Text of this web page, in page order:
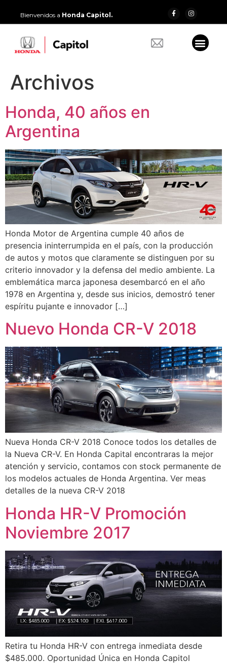
Bienvenidos a Honda Capitol.
Archivos
Honda, 40 años en
Argentina
Honda Motor de Argentina cumple 40 años de
presencia ininterrumpida en el país, con la producción
de autos y motos que claramente se distinguen por su
criterio innovador y la defensa del medio ambiente. La
emblemática marca japonesa desembarcó en el año
1978 en Argentina y, desde sus inicios, demostró tener
espíritu pujante e innovador […]
Nuevo Honda CR-V 2018
Nueva Honda CR-V 2018 Conoce todos los detalles de
la Nueva CR-V. En Honda Capital encontraras la mejor
atención y servicio, contamos con stock permanente de
los modelos actuales de Honda Argentina. Ver meas
detalles de la nueva CR-V 2018
Honda HR-V Promoción
Noviembre 2017
Retira tu Honda HR-V con entrega inmediata desde
$485.000. Oportunidad Única en Honda Capitol